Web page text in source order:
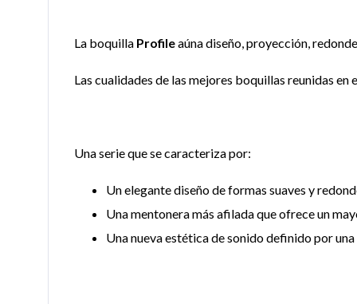
La boquilla Profileaúna diseño, proyección,
Las cualidades de las mejores boquillas reunidas
Una serie que se caracteriza por:
Un elegante diseño de formas suaves y
Una mentonera más afilada que ofrece un
Una nueva estética de sonido definido por